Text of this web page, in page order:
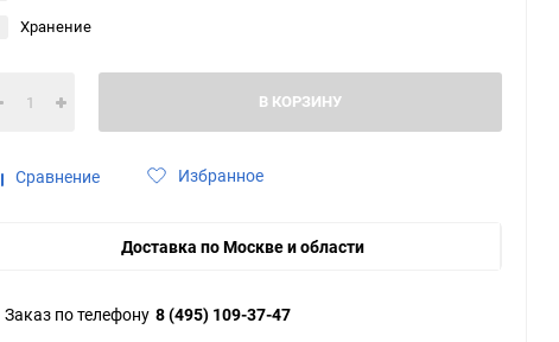
Хранение
В КОРЗИНУ
Сравнение Избранное
Доставка по Москве и области
Заказ по телефону 8 (495) 109-37-47